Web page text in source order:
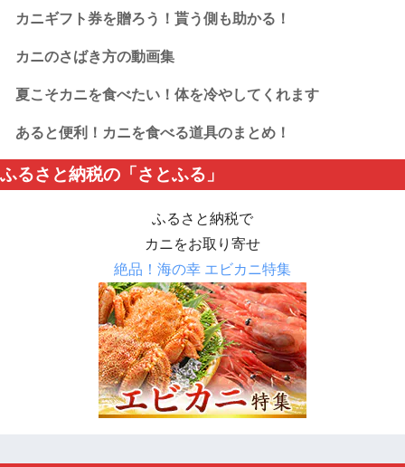
カニギフト券を贈ろう！貰う側も助かる！
カニのさばき方の動画集
夏こそカニを食べたい！体を冷やしてくれます
あると便利！カニを食べる道具のまとめ！
ふるさと納税の「さとふる」
ふるさと納税で
カニをお取り寄せ
絶品！海の幸 エビカニ特集